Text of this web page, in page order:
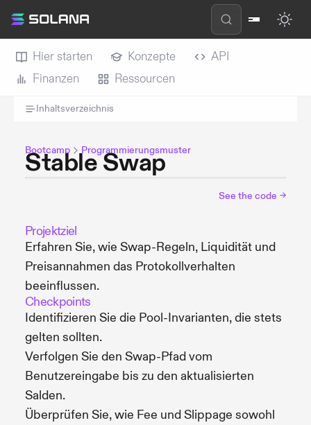
Hier starten Konzepte
API
Finanzen
Ressourcen
Inhaltsverzeichnis
Bootcamp Programmierungsmuster
Stable Swap
See the code →
Projektziel
Erfahren Sie, wie Swap-Regeln, Liquidität und
Preisannahmen das Protokollverhalten
beeinflussen.
Checkpoints
Identifizieren Sie die Pool-Invarianten, die stets
gelten sollten.
Verfolgen Sie den Swap-Pfad vom
Benutzereingabe bis zu den aktualisierten
Salden.
Überprüfen Sie, wie Fee und Slippage sowohl